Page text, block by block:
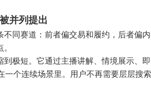
并列提出
同赛道：前者偏交易和履约，后者偏
极短。它通过主播讲解、情境展示、
一个连续场景里。用户不再需要层层搜